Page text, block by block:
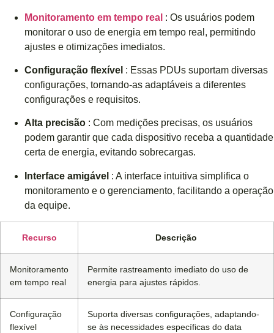
Monitoramento em tempo real : Os usuários podem
monitorar o uso de energia em tempo real, permitindo
ajustes e otimizações imediatos.
Configuração flexível : Essas PDUs suportam diversas
configurações, tornando-as adaptáveis ​​a diferentes
configurações e requisitos.
Alta precisão : Com medições precisas, os usuários
podem garantir que cada dispositivo receba a quantidade
certa de energia, evitando sobrecargas.
Interface amigável : A interface intuitiva simplifica o
monitoramento e o gerenciamento, facilitando a operação
da equipe.
Recurso Descrição
Monitoramento
em tempo real
Permite rastreamento imediato do uso de
energia para ajustes rápidos.
Configuração
flexível
Suporta diversas configurações, adaptando-
se às necessidades específicas do data